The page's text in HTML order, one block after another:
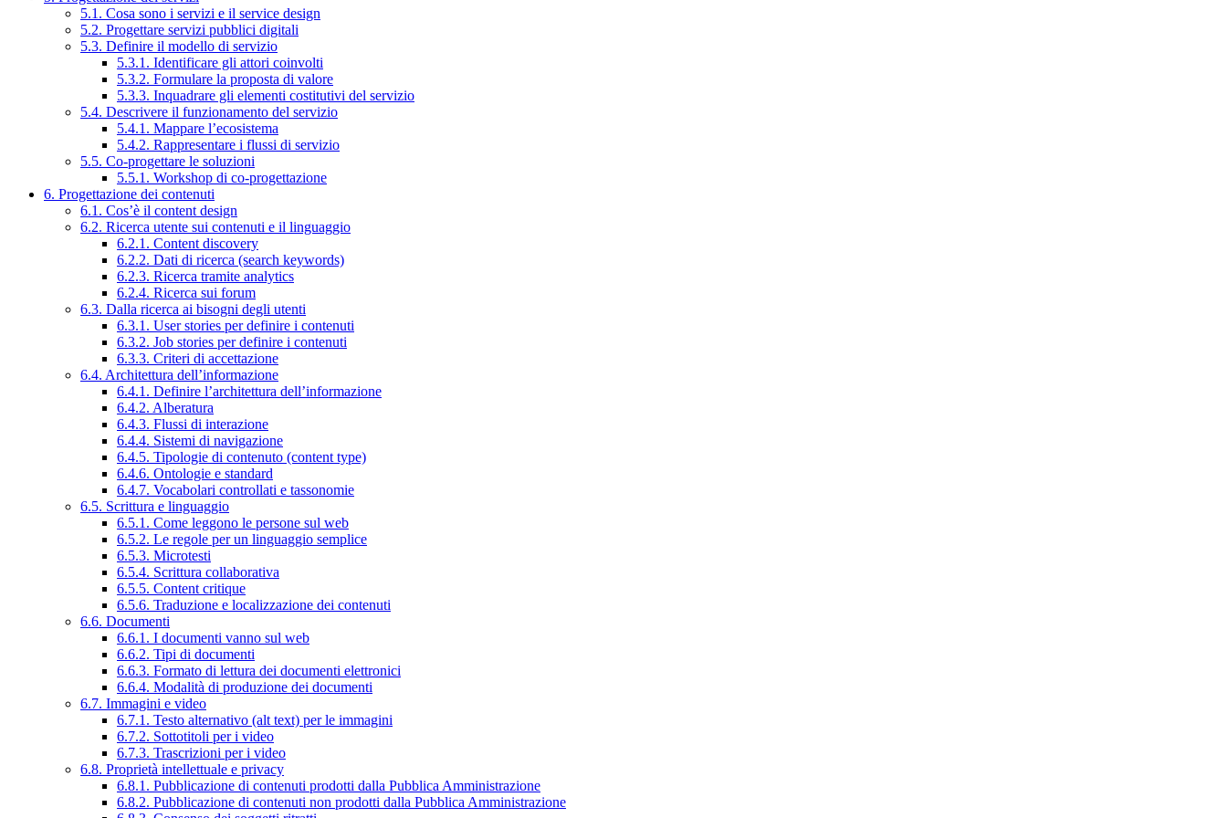
5.1. Cosa sono i servizi e il service design
5.2. Progettare servizi pubblici digitali
5.3. Definire il modello di servizio
5.3.1. Identificare gli attori coinvolti
5.3.2. Formulare la proposta di valore
5.3.3. Inquadrare gli elementi costitutivi del servizio
5.4. Descrivere il funzionamento del servizio
5.4.1. Mappare l’ecosistema
5.4.2. Rappresentare i flussi di servizio
5.5. Co-progettare le soluzioni
5.5.1. Workshop di co-progettazione
6. Progettazione dei contenuti
6.1. Cos’è il content design
6.2. Ricerca utente sui contenuti e il linguaggio
6.2.1. Content discovery
6.2.2. Dati di ricerca (search keywords)
6.2.3. Ricerca tramite analytics
6.2.4. Ricerca sui forum
6.3. Dalla ricerca ai bisogni degli utenti
6.3.1. User stories per definire i contenuti
6.3.2. Job stories per definire i contenuti
6.3.3. Criteri di accettazione
6.4. Architettura dell’informazione
6.4.1. Definire l’architettura dell’informazione
6.4.2. Alberatura
6.4.3. Flussi di interazione
6.4.4. Sistemi di navigazione
6.4.5. Tipologie di contenuto (content type)
6.4.6. Ontologie e standard
6.4.7. Vocabolari controllati e tassonomie
6.5. Scrittura e linguaggio
6.5.1. Come leggono le persone sul web
6.5.2. Le regole per un linguaggio semplice
6.5.3. Microtesti
6.5.4. Scrittura collaborativa
6.5.5. Content critique
6.5.6. Traduzione e localizzazione dei contenuti
6.6. Documenti
6.6.1. I documenti vanno sul web
6.6.2. Tipi di documenti
6.6.3. Formato di lettura dei documenti elettronici
6.6.4. Modalità di produzione dei documenti
6.7. Immagini e video
6.7.1. Testo alternativo (alt text) per le immagini
6.7.2. Sottotitoli per i video
6.7.3. Trascrizioni per i video
6.8. Proprietà intellettuale e privacy
6.8.1. Pubblicazione di contenuti prodotti dalla Pubblica Amministrazione
6.8.2. Pubblicazione di contenuti non prodotti dalla Pubblica Amministrazione